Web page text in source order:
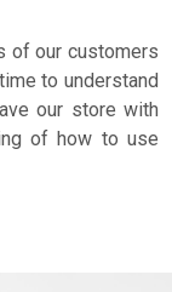
of our customers
to understand
our store with
of how to use